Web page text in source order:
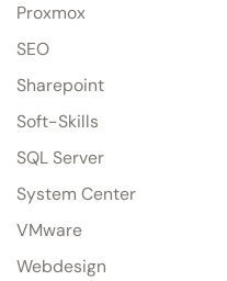
Proxmox
SEO
Sharepoint
Soft-Skills
SQL Server
System Center
VMware
Webdesign